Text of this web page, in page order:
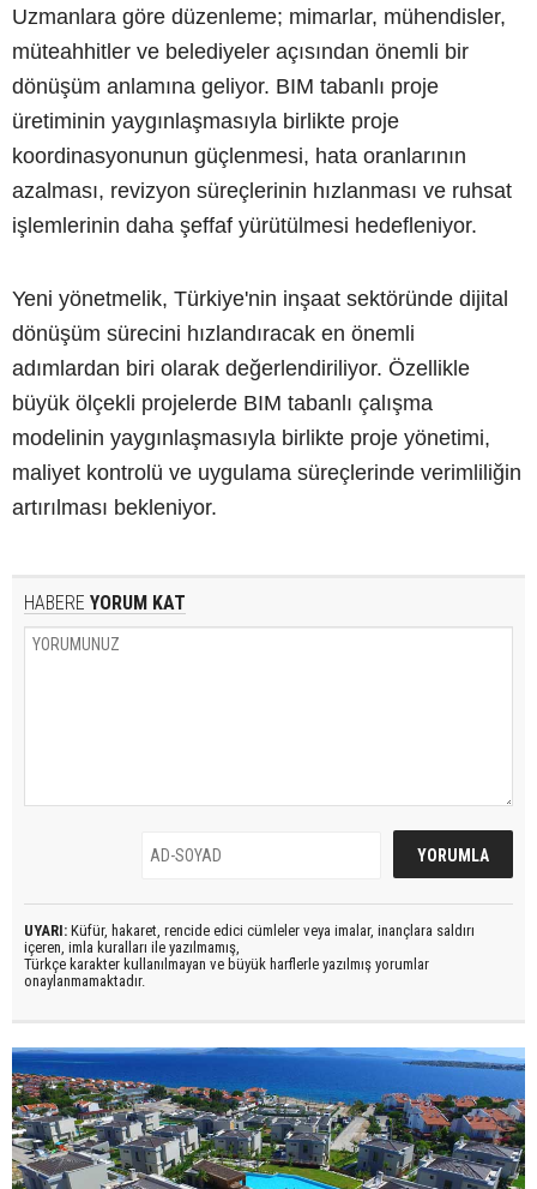
Uzmanlara göre düzenleme; mimarlar, mühendisler,
müteahhitler ve belediyeler açısından önemli bir
dönüşüm anlamına geliyor. BIM tabanlı proje
üretiminin yaygınlaşmasıyla birlikte proje
koordinasyonunun güçlenmesi, hata oranlarının
azalması, revizyon süreçlerinin hızlanması ve ruhsat
işlemlerinin daha şeffaf yürütülmesi hedefleniyor.
Yeni yönetmelik, Türkiye'nin inşaat sektöründe dijital
dönüşüm sürecini hızlandıracak en önemli
adımlardan biri olarak değerlendiriliyor. Özellikle
büyük ölçekli projelerde BIM tabanlı çalışma
modelinin yaygınlaşmasıyla birlikte proje yönetimi,
maliyet kontrolü ve uygulama süreçlerinde verimliliğin
artırılması bekleniyor.
HABERE YORUM KAT
UYARI: Küfür, hakaret, rencide edici cümleler veya imalar, inançlara saldırı
içeren, imla kuralları ile yazılmamış,
Türkçe karakter kullanılmayan ve büyük harflerle yazılmış yorumlar
onaylanmamaktadır.